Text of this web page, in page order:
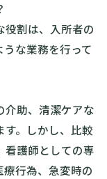
役割は、入所者の
な業務を行って
介助、清潔ケアな
。しかし、比較
看護師としての専
行為、急変時の